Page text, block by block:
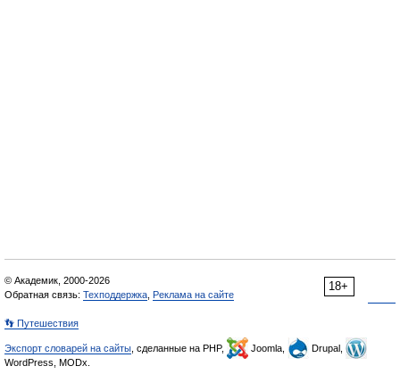
18+
© Академик, 2000-2026
Обратная связь: Техподдержка Реклама на сайте
👣 Путешествия
Экспорт словарей на сайты , сделанные на PHP, Joomla,
Drupal,
WordPress, MODx.